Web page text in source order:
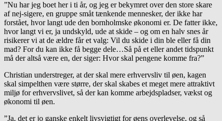
”Nu har jeg boet her i ti år, og jeg er bekymret over den store skare
af nej-sigere, en gruppe småt tænkende mennesker, der ikke har
forstået, hvor langt ude den bornholmske økonomi er. De fatter ikke,
hvor langt vi er, ja undskyld, ude at skide – og om en halv snes år
risikerer vi at de ældre får et valg: Vil du skide i din ble eller få din
mad? For du kan ikke få begge dele…Så på et eller andet tidspunkt
må der altså være en, der siger: Hvor skal pengene komme fra?”
Christian understreger, at der skal mere erhvervsliv til øen, kagen
skal simpelthen være større, der skal skabes et meget mere attraktivt
miljø for erhvervslivet, så der kan komme arbejdspladser, vækst og
økonomi til øen.
”Ja, det er jo ganske enkelt livsvigtigt for øens overlevelse, og så